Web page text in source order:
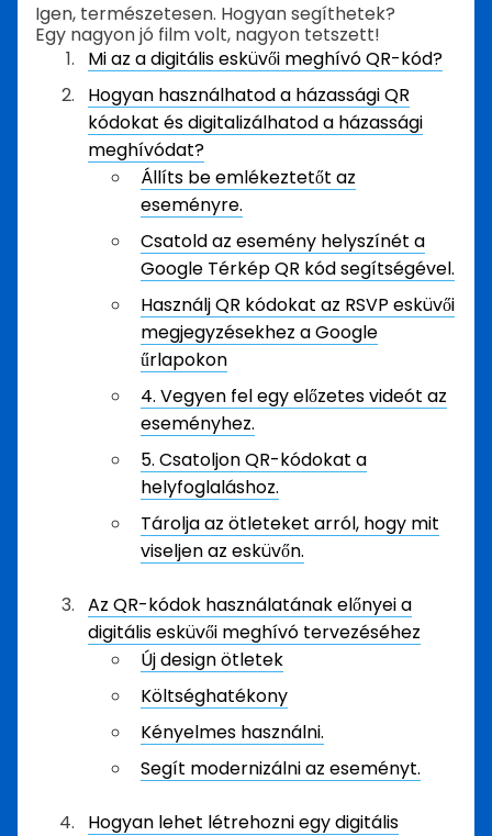
Igen, természetesen. Hogyan segíthetek?
Egy nagyon jó film volt, nagyon tetszett!
Mi az a digitális esküvői meghívó QR-kód?
Hogyan használhatod a házassági QR
kódokat és digitalizálhatod a házassági
meghívódat?
Állíts be emlékeztetőt az
eseményre.
Csatold az esemény helyszínét a
Google Térkép QR kód segítségével.
Használj QR kódokat az RSVP esküvői
megjegyzésekhez a Google
űrlapokon
4. Vegyen fel egy előzetes videót az
eseményhez.
5. Csatoljon QR-kódokat a
helyfoglaláshoz.
Tárolja az ötleteket arról, hogy mit
viseljen az esküvőn.
Az QR-kódok használatának előnyei a
digitális esküvői meghívó tervezéséhez
Új design ötletek
Költséghatékony
Kényelmes használni.
Segít modernizálni az eseményt.
Hogyan lehet létrehozni egy digitális